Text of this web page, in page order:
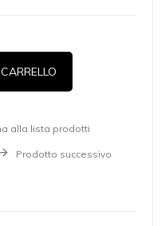
alla lista prodotti
Prodotto successivo